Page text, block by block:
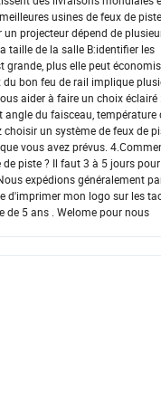
usines de feux de
projecteur dépend de
taille de la salle B:identifier les
grande, plus elle peut
bon feu de rail implique
aider à faire un choix éclairé :
du faisceau, température
un système de feux de
vous avez prévus.
piste ? Il faut 3 à 5 jours
expédions généralement
d'imprimer mon logo sur les
de 5 ans . Welome pour nous